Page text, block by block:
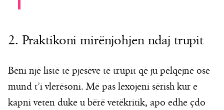
2. Praktikoni mirënjohjen ndaj trupit
Bëni një listë të pjesëve të trupit që ju pëlqejnë ose
mund t’i vlerësoni. Më pas lexojeni sërish kur e
kapni veten duke u bërë vetëkritik, apo edhe çdo